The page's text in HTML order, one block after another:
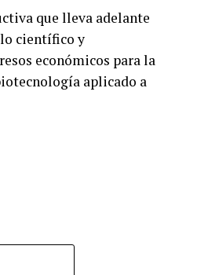
que lleva adelante
científico y
económicos para la
aplicado a